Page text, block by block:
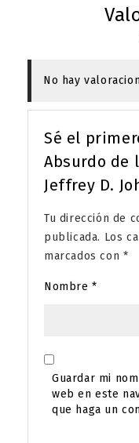
No hay
Sé el
Absurdo de
Jeffrey D.
Tu dirección de
publicada. Los
marcados con *
Nombre*
Guardar mi
web en este
que haga un